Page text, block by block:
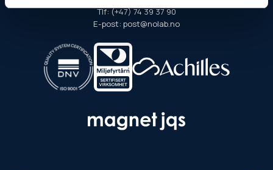
Tlf: (+47) 74 39 37 90
E-post: post@nolab.no